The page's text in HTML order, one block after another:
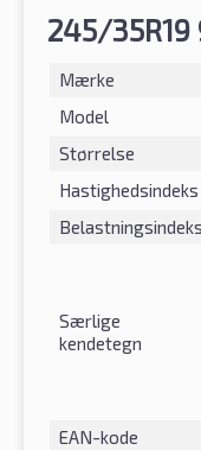
245/35R19
Mærke
Model
Størrelse
Hastighedsindeks
Belastningsindeks
Særlige
kendetegn
EAN-kode